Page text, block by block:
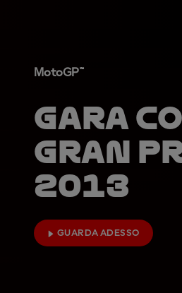
MotoGP™
Gara
Gran
2013
GUARDA ADESSO